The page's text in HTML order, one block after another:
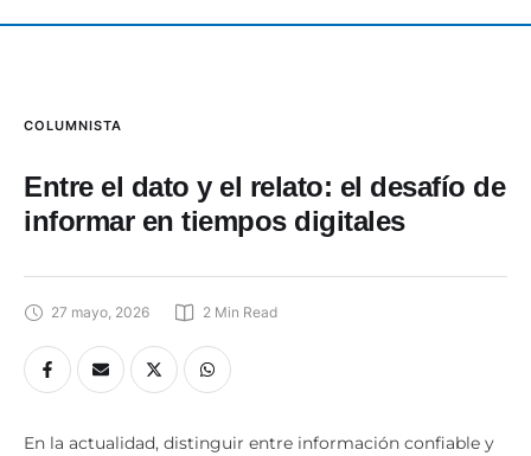
COLUMNISTA
Entre el dato y el relato: el desafío de
informar en tiempos digitales
27 mayo, 2026 2 Min Read
En la actualidad, distinguir entre información confiable y